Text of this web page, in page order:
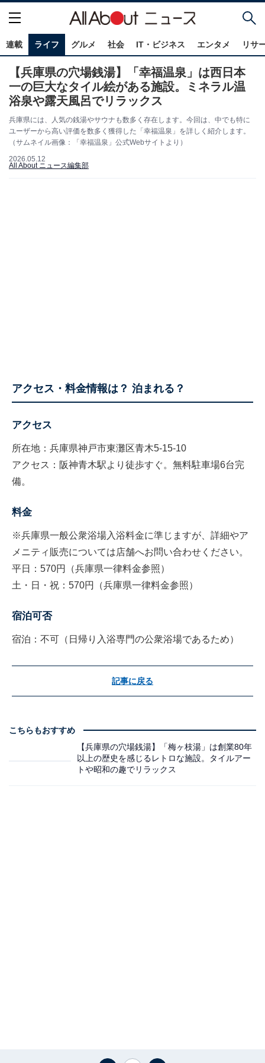
連載 ライフ グルメ 社会 IT・ビジネス エンタメ リサ
【兵庫県の穴場銭湯】「幸福温泉」は西日本
一の巨大なタイル絵がある施設。ミネラル温
浴泉や露天風呂でリラックス
兵庫県には、人気の銭湯やサウナも数多く存在します。今回は、中でも特に
ユーザーから高い評価を数多く獲得した「幸福温泉」を詳しく紹介します。
（サムネイル画像：「幸福温泉」公式Webサイトより）
2026.05.12
All About ニュース編集部
アクセス・料金情報は？ 泊まれる？
アクセス
所在地：兵庫県神戸市東灘区青木5-15-10
アクセス：阪神青木駅より徒歩すぐ。無料駐車場6台完
備。
料金
※兵庫県一般公衆浴場入浴料金に準じますが、詳細やア
メニティ販売については店舗へお問い合わせください。
平日：570円（兵庫県一律料金参照）
土・日・祝：570円（兵庫県一律料金参照）
宿泊可否
宿泊：不可（日帰り入浴専門の公衆浴場であるため）
記事に戻る
こちらもおすすめ
【兵庫県の穴場銭湯】「梅ヶ枝湯」は創業80年
以上の歴史を感じるレトロな施設。タイルアー
トや昭和の趣でリラックス